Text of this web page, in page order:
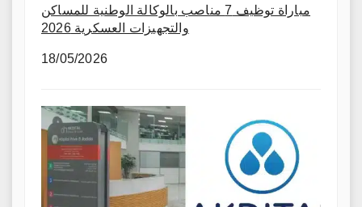
مباراة توظيف 7 مناصب بالوكالة الوطنية للمساكن
والتجهيزات العسكرية 2026
18/05/2026